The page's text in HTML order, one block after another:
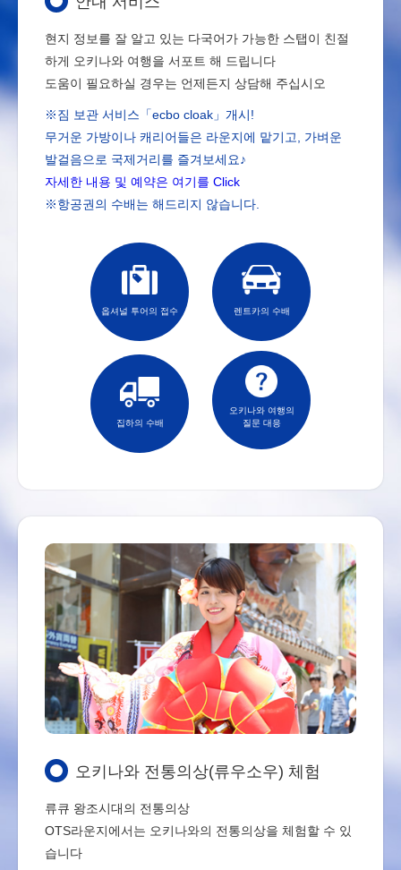
현지 정보를 잘 알고 있는 다국어가 가능한 스탭이 친절
하게 오키나와 여행을 서포트 해 드립니다
도움이 필요하실 경우는 언제든지 상담해 주십시오
※짐 보관 서비스「ecbo cloak」개시!
무거운 가방이나 캐리어들은 라운지에 맡기고, 가벼운
발걸음으로 국제거리를 즐겨보세요♪
자세한 내용 및 예약은 여기를 Click
※항공권의 수배는 해드리지 않습니다.
옵셔널 투어의 접수 렌트카의 수배
집하의 수배
오키나와 여행의
질문 대응
오키나와 전통의상(류우소우) 체험
류큐 왕조시대의 전통의상
OTS라운지에서는 오키나와의 전통의상을 체험할 수 있
습니다